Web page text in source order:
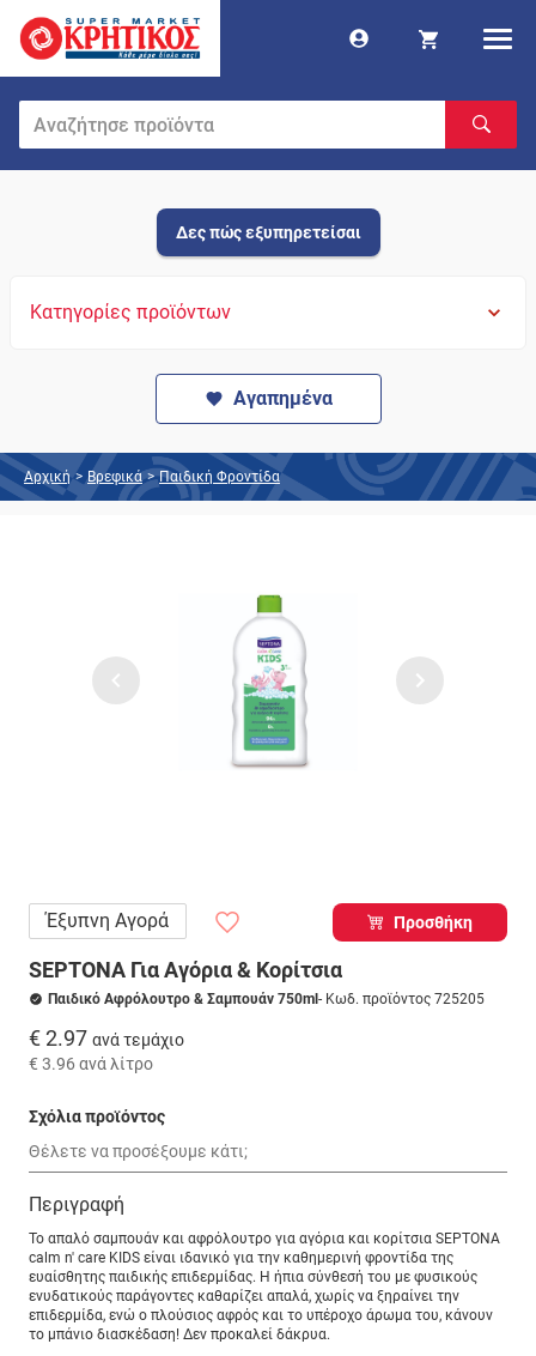
Δες πώς εξυπηρετείσαι
Κατηγορίες προϊόντων
Αγαπημένα
Αρχική > Βρεφικά > Παιδική Φροντίδα
Έξυπνη Αγορά Προσθήκη
SEPTONA Για Αγόρια & Κορίτσια
Παιδικό Αφρόλουτρο & Σαμπουάν 750ml - Κωδ. προϊόντος 725205
€ 2.97 ανά τεμάχιο
€ 3.96 ανά λίτρο
Σχόλια προϊόντος
Περιγραφή
Το απαλό σαμπουάν και αφρόλουτρο για αγόρια και κορίτσια SEPTONA
calm n' care KIDS είναι ιδανικό για την καθημερινή φροντίδα της
ευαίσθητης παιδικής επιδερμίδας. Η ήπια σύνθεσή του με φυσικούς
ενυδατικούς παράγοντες καθαρίζει απαλά, χωρίς να ξηραίνει την
επιδερμίδα, ενώ ο πλούσιος αφρός και το υπέροχο άρωμα του, κάνουν
το μπάνιο διασκέδαση! Δεν προκαλεί δάκρυα.